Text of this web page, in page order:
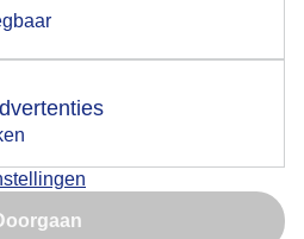
toon de popup
misschien later